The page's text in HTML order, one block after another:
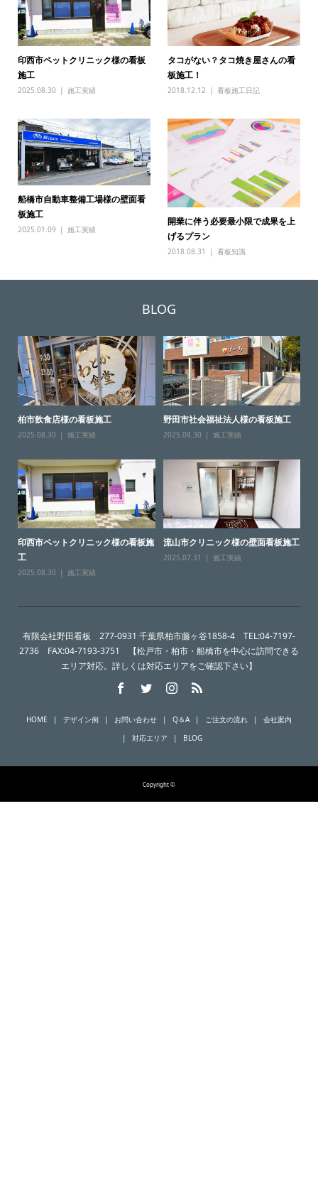
印西市ペットクリニック様の看板
施工
2025.08.30 施工実績
タコがない？タコ焼き屋さんの看
板施工！
2018.12.12 看板施工日記
船橋市自動車整備工場様の壁面看
板施工
2025.01.09 施工実績
開業に伴う必要最小限で成果を上
げるプラン
2018.08.31 看板知識
BLOG
柏市飲食店様の看板施工
2025.08.30 施工実績
野田市社会福祉法人様の看板施工
2025.08.30 施工実績
印西市ペットクリニック様の看板施
工
2025.08.30 施工実績
流山市クリニック様の壁面看板施工
2025.07.31 施工実績
有限会社野田看板 277-0931 千葉県柏市藤ヶ谷1858-4 TEL:04-7197-
2736 FAX:04-7193-3751 【松戸市・柏市・船橋市を中心に訪問できる
エリア対応。詳しくは対応エリアをご確認下さい】
HOME デザイン例 お問い合わせ Q＆A ご注文の流れ
会社案内
対応エリア
BLOG
Copyright ©